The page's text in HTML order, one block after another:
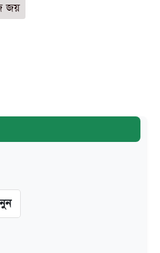
জয়